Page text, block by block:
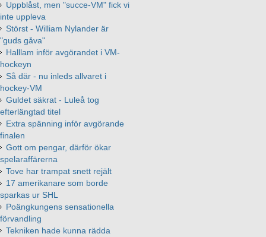
Uppblåst, men "succe-VM" fick vi
inte uppleva
Störst - William Nylander är
"guds gåva"
Halllam inför avgörandet i VM-
hockeyn
Så där - nu inleds allvaret i
hockey-VM
Guldet säkrat - Luleå tog
efterlängtad titel
Extra spänning inför avgörande
finalen
Gott om pengar, därför ökar
spelaraffärerna
Tove har trampat snett rejält
17 amerikanare som borde
sparkas ur SHL
Poängkungens sensationella
förvandling
Tekniken hade kunna rädda